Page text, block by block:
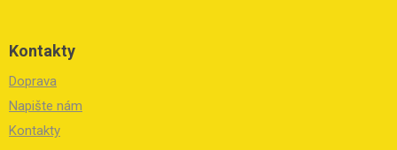
Kontakty
Doprava
Napište nám
Kontakty